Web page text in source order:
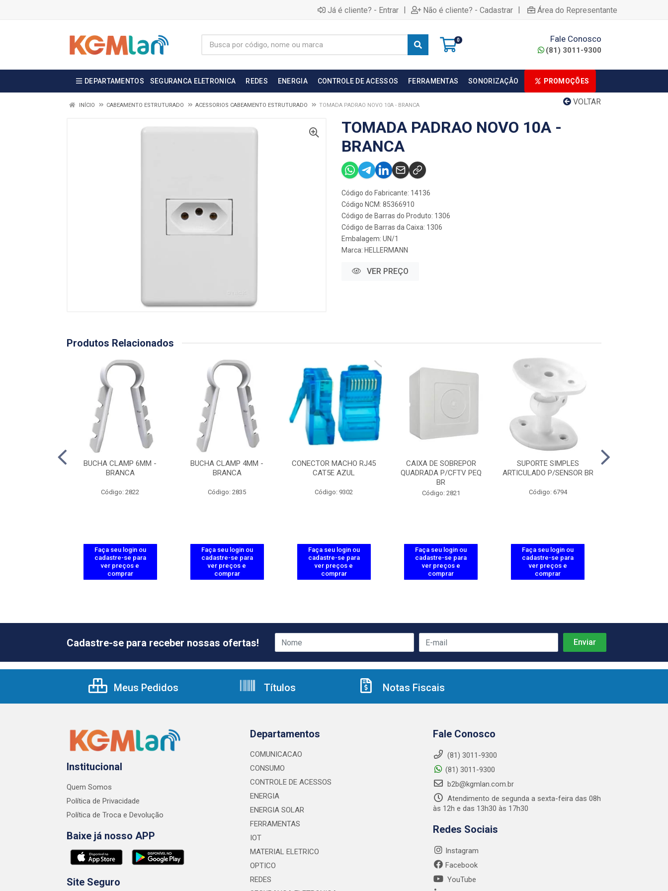
Já é cliente? - Entrar | Não é cliente? - Cadastrar | Área do Representante
0 Fale Conosco
(81) 3011-9300
DEPARTAMENTOS SEGURANCA ELETRONICA REDES ENERGIA CONTROLE DE ACESSOS FERRAMENTAS SONORIZAÇÃO PROMOÇÕES
VOLTAR
INÍCIO CABEAMENTO ESTRUTURADO ACESSORIOS CABEAMENTO ESTRUTURADO TOMADA PADRAO NOVO 10A - BRANCA
TOMADA PADRAO NOVO 10A -
BRANCA
Código do Fabricante: 14136
Código NCM: 85366910
Código de Barras do Produto: 1306
Código de Barras da Caixa: 1306
Embalagem: UN/1
Marca: HELLERMANN
VER PREÇO
Produtos Relacionados
BUCHA CLAMP 6MM -
BRANCA
Código: 2822
Faça seu login ou
cadastre-se para
ver preços e
comprar
BUCHA CLAMP 4MM -
BRANCA
Código: 2835
Faça seu login ou
cadastre-se para
ver preços e
comprar
CONECTOR MACHO RJ45
CAT5E AZUL
Código: 9302
Faça seu login ou
cadastre-se para
ver preços e
comprar
CAIXA DE SOBREPOR
QUADRADA P/CFTV PEQ
BR
Código: 2821
Faça seu login ou
cadastre-se para
ver preços e
comprar
SUPORTE SIMPLES
ARTICULADO P/SENSOR BR
Código: 6794
Faça seu login ou
cadastre-se para
ver preços e
comprar
Cadastre-se para receber nossas ofertas!
Meus Pedidos Títulos Notas Fiscais
Institucional
Quem Somos
Política de Privacidade
Política de Troca e Devolução
Baixe já nosso APP
Site Seguro
Departamentos
COMUNICACAO
CONSUMO
CONTROLE DE ACESSOS
ENERGIA
ENERGIA SOLAR
FERRAMENTAS
IOT
MATERIAL ELETRICO
OPTICO
REDES
Fale Conosco
(81) 3011-9300
(81) 3011-9300
b2b@kgmlan.com.br
Atendimento de segunda a sexta-feira das 08h
às 12h e das 13h30 às 17h30
Redes Sociais
Instagram
Facebook
YouTube